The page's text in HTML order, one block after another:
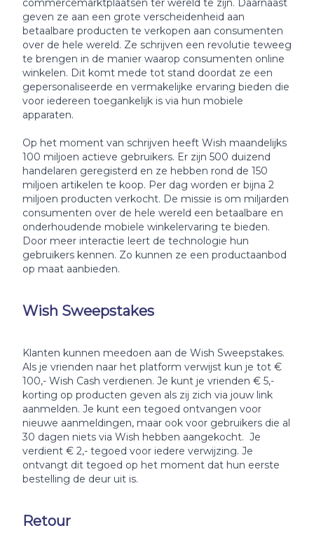
commercemarktplaatsen ter wereld te zijn. Daarnaast
geven ze aan een grote verscheidenheid aan
betaalbare producten te verkopen aan consumenten
over de hele wereld. Ze schrijven een revolutie teweeg
te brengen in de manier waarop consumenten online
winkelen. Dit komt mede tot stand doordat ze een
gepersonaliseerde en vermakelijke ervaring bieden die
voor iedereen toegankelijk is via hun mobiele
apparaten.
Op het moment van schrijven heeft Wish maandelijks
100 miljoen actieve gebruikers. Er zijn 500 duizend
handelaren geregisterd en ze hebben rond de 150
miljoen artikelen te koop. Per dag worden er bijna 2
miljoen producten verkocht. De missie is om miljarden
consumenten over de hele wereld een betaalbare en
onderhoudende mobiele winkelervaring te bieden.
Door meer interactie leert de technologie hun
gebruikers kennen. Zo kunnen ze een productaanbod
op maat aanbieden.
Wish Sweepstakes
Klanten kunnen meedoen aan de Wish Sweepstakes.
Als je vrienden naar het platform verwijst kun je tot €
100,- Wish Cash verdienen. Je kunt je vrienden € 5,-
korting op producten geven als zij zich via jouw link
aanmelden. Je kunt een tegoed ontvangen voor
nieuwe aanmeldingen, maar ook voor gebruikers die al
30 dagen niets via Wish hebben aangekocht. Je
verdient € 2,- tegoed voor iedere verwijzing. Je
ontvangt dit tegoed op het moment dat hun eerste
bestelling de deur uit is.
Retour